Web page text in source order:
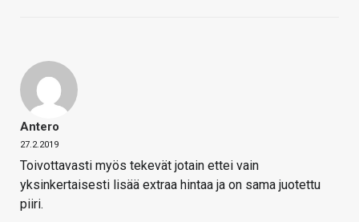
Antero
27.2.2019
Toivottavasti myös tekevät jotain ettei vain
yksinkertaisesti lisää extraa hintaa ja on sama juotettu
piiri.